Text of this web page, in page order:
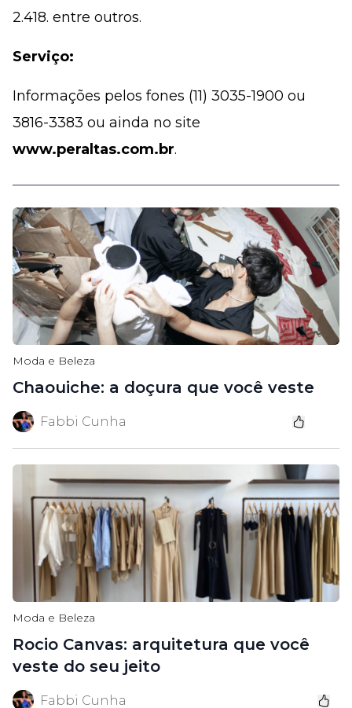
2.418. entre outros.
Serviço:
Informações pelos fones (11) 3035-1900 ou
3816-3383 ou ainda no site
www.peraltas.com.br.
Moda e Beleza
Chaouiche: a doçura que você veste
Fabbi Cunha
Moda e Beleza
Rocio Canvas: arquitetura que você
veste do seu jeito
Fabbi Cunha